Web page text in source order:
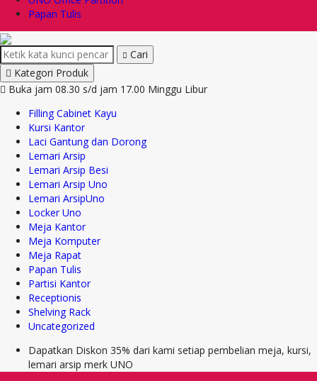
Papan Tulis
Cari
Kategori Produk
Buka jam 08.30 s/d jam 17.00 Minggu Libur
Filling Cabinet Kayu
Kursi Kantor
Laci Gantung dan Dorong
Lemari Arsip
Lemari Arsip Besi
Lemari Arsip Uno
Lemari ArsipUno
Locker Uno
Meja Kantor
Meja Komputer
Meja Rapat
Papan Tulis
Partisi Kantor
Receptionis
Shelving Rack
Uncategorized
Dapatkan Diskon 35% dari kami setiap pembelian meja, kursi,
lemari arsip merk UNO